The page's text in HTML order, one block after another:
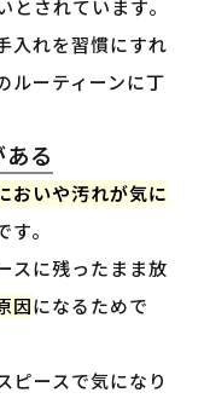
されています。
入れを習慣にすれ
ルーティーンに丁
る
おいや汚れが気に
。
スに残ったまま放
因になるためで
ピースで気になり